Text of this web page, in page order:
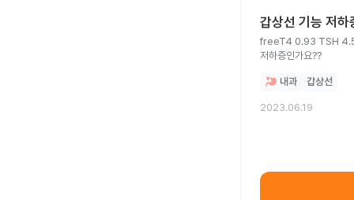
갑상선 기능 저하
freeT4 0.93 TSH 4.57 이 나왔는데 변비, 하루 12시간 수면, 손발 저림, 관절 통증 등 증상은 많이 나타납니다. 수치상 갑상선 기능
저하증인가요??
내과 갑상선
2023.06.19